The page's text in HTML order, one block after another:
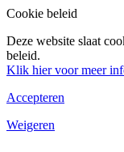
Cookie beleid
Deze website slaat
beleid.
Klik hier voor meer
Accepteren
Weigeren